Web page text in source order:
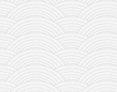
istorija karatea
bubishi
karate
kihon